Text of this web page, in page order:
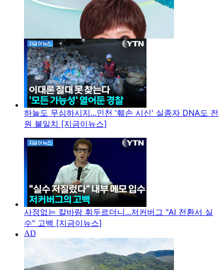
하늘도 무심하시지...인천 '훼손 시신' 실종자 DNA도 전
원 불일치 [지금이뉴스]
사정없는 칼바람 휘두르더니...저커버그 "AI 전환서 실
수" 고백 [지금이뉴스]